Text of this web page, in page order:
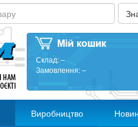
Склад:–
Замовлення:–
Виробництво